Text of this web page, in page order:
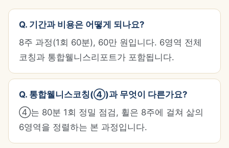
Q. 기간과 비용은 어떻게 되나요?
8주 과정(1회 60분), 60만 원입니다. 6영역 전체
코칭과 통합웰니스리포트가 포함됩니다.
Q. 통합웰니스코칭(④)과 무엇이 다른가요?
④는 80분 1회 정밀 점검, 휠은 8주에 걸쳐 삶의
6영역을 정렬하는 본 과정입니다.